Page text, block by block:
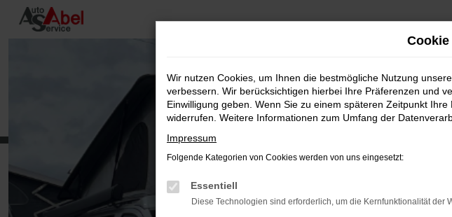
Zum
Hauptinhalt
Wir nutzen Cookies, um Ihnen die bestmögliche Nutzung
verbessern. Wir berücksichtigen hierbei Ihre Präferenzen und
Einwilligung geben. Wenn Sie zu einem späteren Zeitpunkt
widerrufen. Weitere Informationen zum Umfang der
Impressum
Folgende Kategorien von Cookies werden von uns eingesetzt:
Essentiell
Diese Technologien sind erforderlich, um die Kernfunktionalität der